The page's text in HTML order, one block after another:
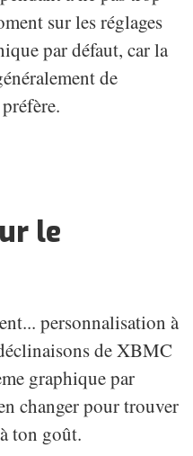
sur les réglages
par défaut, car la
de
le
personnalisation à
de XBMC
graphique par
changer pour trouver
ton goût.